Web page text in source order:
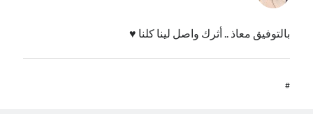
بالتوفيق معاذ .. أثرك واصل لينا كلنا ♥️
#